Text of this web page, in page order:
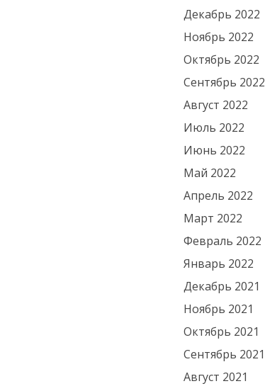
Декабрь 2022
Ноябрь 2022
Октябрь 2022
Сентябрь 2022
Август 2022
Июль 2022
Июнь 2022
Май 2022
Апрель 2022
Март 2022
Февраль 2022
Январь 2022
Декабрь 2021
Ноябрь 2021
Октябрь 2021
Сентябрь 2021
Август 2021